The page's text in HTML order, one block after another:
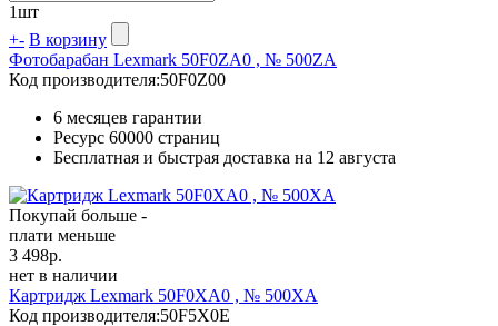
1шт
+- В корзину
Фотобарабан Lexmark 50F0ZA0 , № 500ZA
Код производителя:50F0Z00
6 месяцев гарантии
Ресурс 60000 страниц
Бесплатная и быстрая доставка на 12 августа
Покупай больше -
плати меньше
3 498р.
нет в наличии
Картридж Lexmark 50F0XA0 , № 500XA
Код производителя:50F5X0E